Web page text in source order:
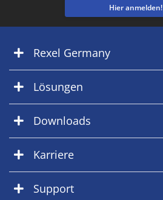
Hier anmelden!
Rexel Germany
Lösungen
Downloads
Karriere
Support